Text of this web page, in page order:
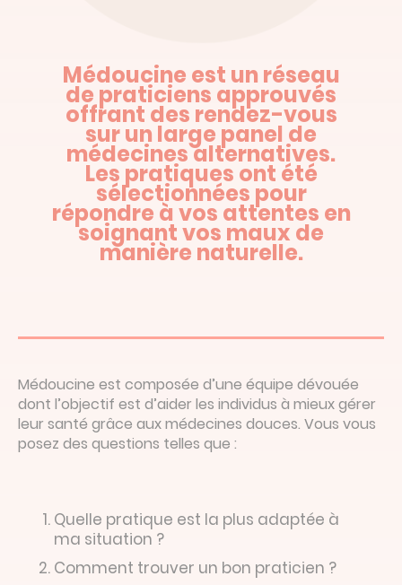
Médoucine est un réseau
de praticiens approuvés
offrant des rendez-vous
sur un large panel de
médecines alternatives.
Les pratiques ont été
sélectionnées pour
répondre à vos attentes en
soignant vos maux de
manière naturelle.
Médoucine est composée d’une équipe dévouée
dont l’objectif est d’aider les individus à mieux gérer
leur santé grâce aux médecines douces. Vous vous
posez des questions telles que :
Quelle pratique est la plus adaptée à
ma situation ?
Comment trouver un bon praticien ?